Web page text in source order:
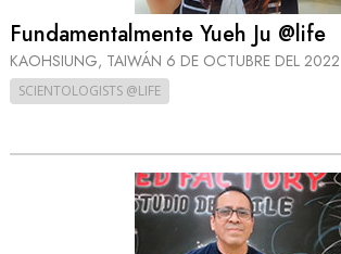
Fundamentalmente Yueh Ju @life
KAOHSIUNG, TAIWÁN 6 DE OCTUBRE DEL 2022
SCIENTOLOGISTS @LIFE